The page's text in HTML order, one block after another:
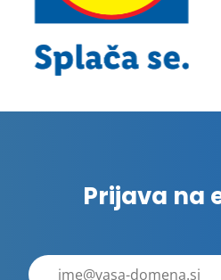
Prijava na
E-